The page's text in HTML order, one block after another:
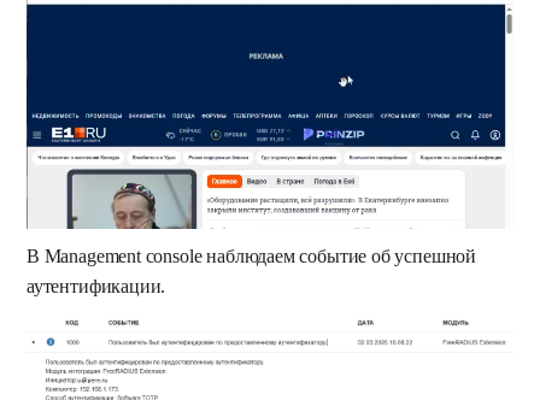
В Management console наблюдаем событие об успешной
аутентификации.